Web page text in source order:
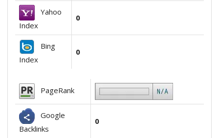
Yahoo
Index
0
Bing
Index
0
PageRank
Google
Backlinks
0